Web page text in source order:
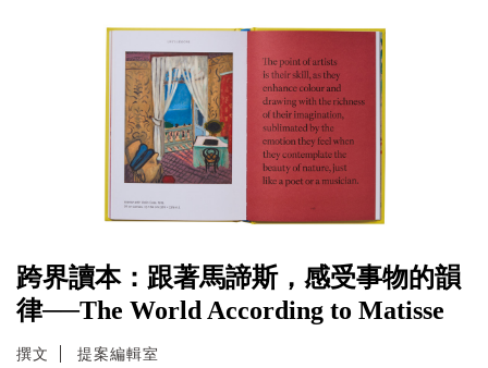
跨界讀本：跟著馬諦斯，感受事物的韻
律──The World According to Matisse
撰文 提案編輯室